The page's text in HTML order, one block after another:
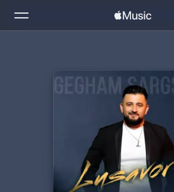
Главная
Установить Apple Music